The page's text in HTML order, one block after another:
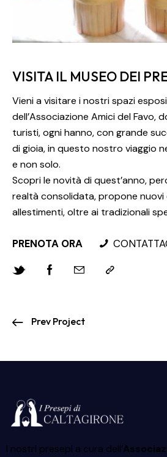
VISITA IL MUSEO DEI
Vieni a visitare i nostri spazi
dell’Associazione Amici del Favo,
turisti, ogni hanno, con grande
di gioia, in questo nostro viaggio
e non solo.
Scopri le novità di quest’anno,
realtà consolidata, propone nuovi
allestimenti, oltre ai tradizionali
PRENOTA ORA
Prev Project
I nostri presepi a cura dell’